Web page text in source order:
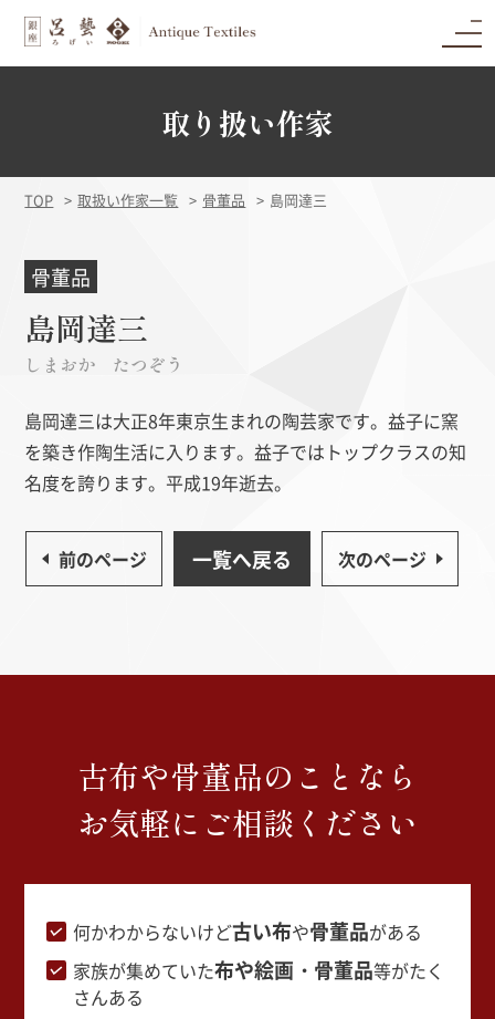
取り扱い作家
TOP 取扱い作家一覧 骨董品 島岡達三
骨董品
島岡達三
しまおか たつぞう
島岡達三は大正8年東京生まれの陶芸家です。益子に窯
を築き作陶生活に入ります。益子ではトップクラスの知
名度を誇ります。平成19年逝去。
前のページ 一覧へ戻る 次のページ
古布や骨董品のことなら
お気軽にご相談ください
何かわからないけど古い布や骨董品がある
家族が集めていた布や絵画・骨董品等がたく
さんある